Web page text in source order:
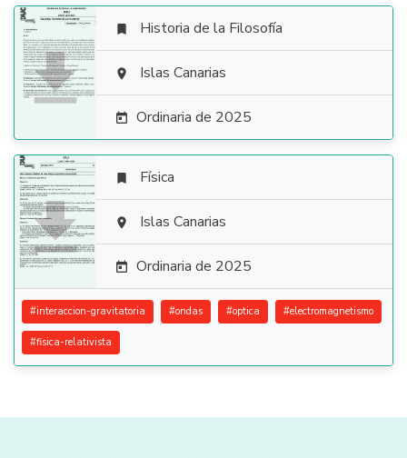

 Historia de la Filosofía
 Islas Canarias
 Ordinaria de 2025

 Física
 Islas Canarias
 Ordinaria de 2025
#interaccion-gravitatoria #ondas #optica #electromagnetismo
#fisica-relativista